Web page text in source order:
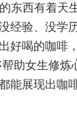
东西有着天
经验、没学
好喝的咖啡
助女生修炼
能展现出咖